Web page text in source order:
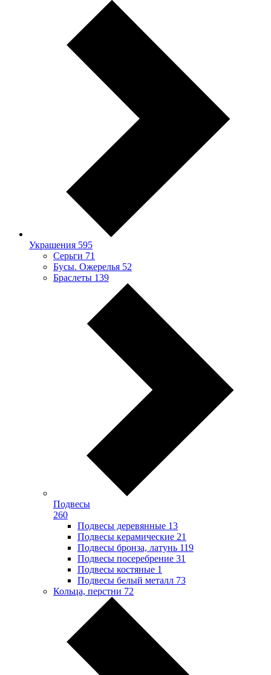
Украшения 595
Серьги 71
Бусы. Ожерелья 52
Браслеты 139
Подвесы
260
Подвесы деревянные 13
Подвесы керамические 21
Подвесы бронза, латунь 119
Подвесы посеребрение 31
Подвесы костяные 1
Подвесы белый металл 73
Кольца, перстни 72